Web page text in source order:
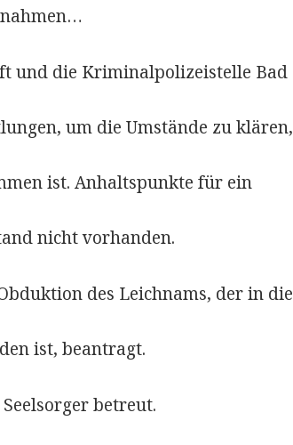
und die Kriminalpolizeistelle Bad
um die Umstände zu klären,
ist. Anhaltspunkte für ein
nicht vorhanden.
des Leichnams, der in die
ist, beantragt.
betreut.